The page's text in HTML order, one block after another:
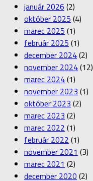
január 2026 (2)
október 2025 (4)
marec 2025 (1)
február 2025 (1)
december 2024(2)
november 2024(12)
marec 2024(1)
november 2023 (1)
október 2023 (2)
marec 2023 (2)
marec 2022 (1)
február 2022 (1)
november 2021 (3)
marec 2021 (2)
december 2020 (2)